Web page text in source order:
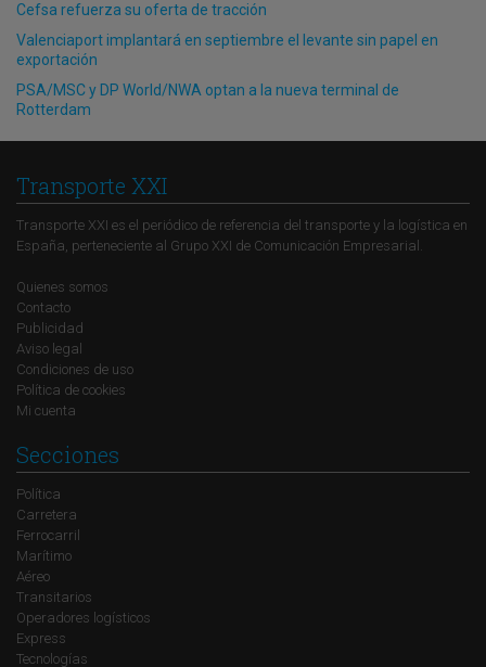
Cefsa refuerza su oferta de tracción
Valenciaport implantará en septiembre el levante sin papel en
exportación
PSA/MSC y DP World/NWA optan a la nueva terminal de
Rotterdam
Transporte XXI
Transporte XXI es el periódico de referencia del transporte y la logística en
España, perteneciente al Grupo XXI de Comunicación Empresarial.
Quienes somos
Contacto
Publicidad
Aviso legal
Condiciones de uso
Política de cookies
Mi cuenta
Secciones
Política
Carretera
Ferrocarril
Marítimo
Aéreo
Transitarios
Operadores logísticos
Express
Tecnologías